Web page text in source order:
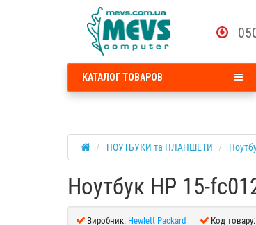
КАТАЛОГ ТОВАРОВ
НОУТБУКИ та ПЛАНШЕТИ
Ноутбук HP 15-
Виробник: Hewlett Packard Код товару: